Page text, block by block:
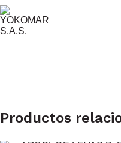
Productos